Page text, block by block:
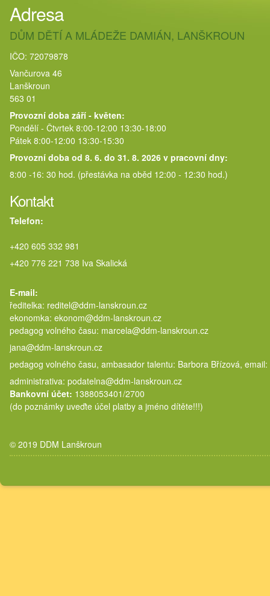
Adresa
DŮM DĚTÍ A MLÁDEŽE DAMIÁN, LANŠKROUN
IČO: 72079878
Vančurova 46
Lanškroun
563 01
Provozní doba září - květen:
Pondělí - Čtvrtek 8:00-12:00 13:30-18:00
Pátek 8:00-12:00 13:30-15:30
Provozní doba od 8. 6. do 31. 8. 2026 v pracovní dny:
8:00 -16: 30 hod. (přestávka na oběd 12:00 - 12:30 hod.)
Kontakt
Telefon:
+420 605 332 981
+420 776 221 738 Iva Skalická
E-mail:
ředitelka: reditel@ddm-lanskroun.cz
ekonomka: ekonom@ddm-lanskroun.cz
pedagog volného času:
jana@ddm-lanskroun.cz
pedagog volného času, ambasador talentu: Barbora Břízová,
administrativa: podatelna@ddm-lanskroun.cz
Bankovní účet: 1388053401/2700
(do poznámky uveďte účel platby a jméno dítěte!!!)
© 2019 DDM Lanškroun